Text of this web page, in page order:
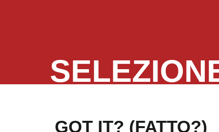
GOT IT? (FATTO?)